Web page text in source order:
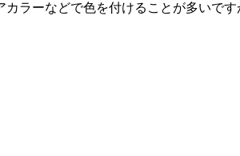
ラーなどで色を付けることが多いで